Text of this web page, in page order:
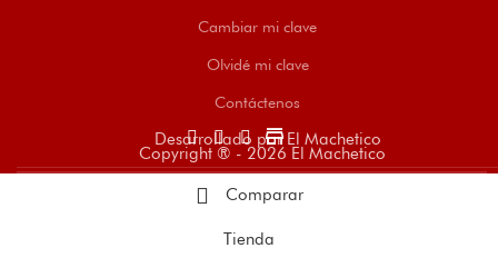
Cambiar mi clave
Olvidé mi clave
Contáctenos
store
Desarrollado por El Machetico
Copyright ® - 2026 El Machetico
Comparar
Tienda